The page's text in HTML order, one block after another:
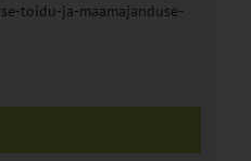
toidu-ja-maamajanduse-